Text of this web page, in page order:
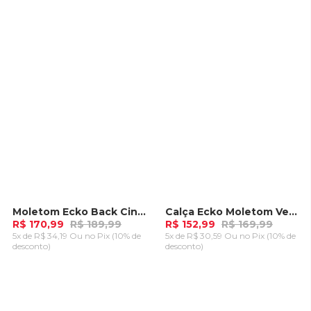
-10%Moletom Ecko Back Cinza Mescla
R$ 170,99 R$ 189,99
5x de R$ 34,19 Ou no Pix (10% de
desconto)
- 10%Calça Ecko Moletom Vermelha
R$ 152,99 R$ 169,99
5x de R$ 30,59 Ou no Pix (10% de
desconto)